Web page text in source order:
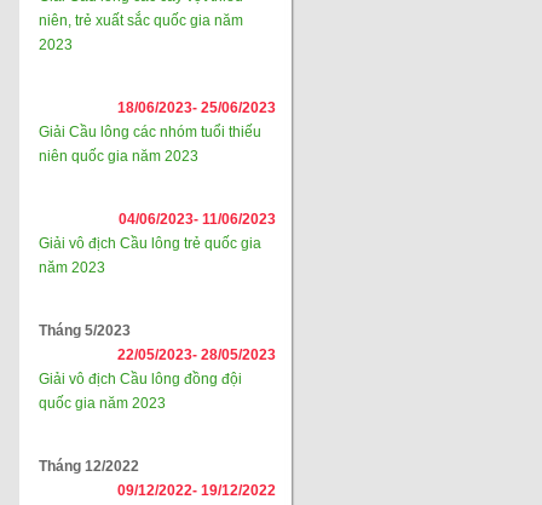
niên, trẻ xuất sắc quốc gia năm
2023
18/06/2023- 25/06/2023
Giải Cầu lông các nhóm tuổi thiếu
niên quốc gia năm 2023
04/06/2023- 11/06/2023
Giải vô địch Cầu lông trẻ quốc gia
năm 2023
Tháng 5/2023
22/05/2023- 28/05/2023
Giải vô địch Cầu lông đồng đội
quốc gia năm 2023
Tháng 12/2022
09/12/2022- 19/12/2022